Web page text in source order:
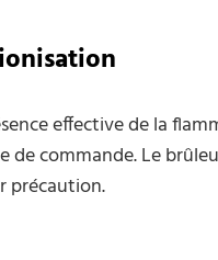
effective de la
de commande. Le
précaution.